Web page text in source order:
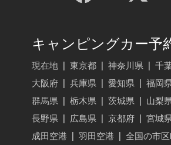
キャンピングカー予
現在地 東京都 神奈川県 千
大阪府
兵庫県 愛知県 福岡
群馬県
栃木県 茨城県 山梨
長野県
広島県 京都府 宮城
成田空港
羽田空港
全国の市